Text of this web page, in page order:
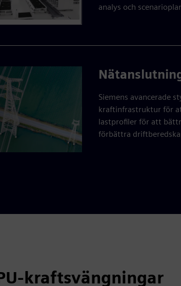
analys och
Siemens avancerade
kraftinfrastruktur för
lastprofiler för att
förbättra
kraftsvängningar